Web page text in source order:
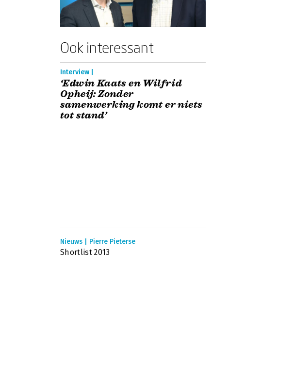
Ook interessant
Interview |
‘Edwin Kaats en Wilfrid
Opheij: Zonder
samenwerking komt er niets
tot stand’
Nieuws | Pierre Pieterse
Shortlist 2013